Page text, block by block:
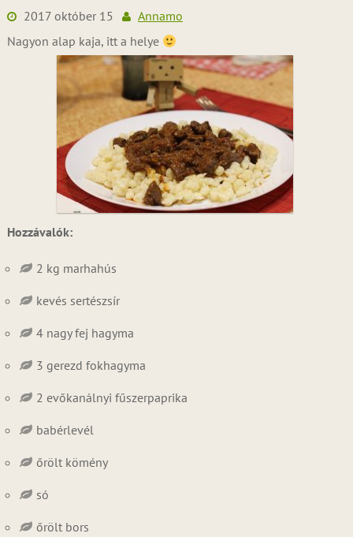
2017 október 15
Annamo
Nagyon alap kaja, itt a helye
Hozzávalók:
2 kg marhahús
kevés sertészsír
4 nagy fej hagyma
3 gerezd fokhagyma
2 evőkanálnyi fűszerpaprika
babérlevél
őrölt kömény
só
őrölt bors